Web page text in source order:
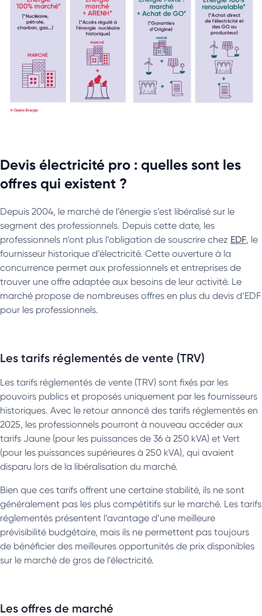
Devis électricité pro : quelles sont les
offres qui existent ?
Depuis 2004, le marché de l’énergie s’est libéralisé sur le
segment des professionnels. Depuis cette date, les
professionnels n’ont plus l’obligation de souscrire chez EDF, le
fournisseur historique d’électricité. Cette ouverture à la
concurrence permet aux professionnels et entreprises de
trouver une offre adaptée aux besoins de leur activité. Le
marché propose de nombreuses offres en plus du devis d’EDF
pour les professionnels.
Les tarifs réglementés de vente (TRV)
Les tarifs réglementés de vente (TRV) sont fixés par les
pouvoirs publics et proposés uniquement par les fournisseurs
historiques. Avec le retour annoncé des tarifs réglementés en
2025, les professionnels pourront à nouveau accéder aux
tarifs Jaune (pour les puissances de 36 à 250 kVA) et Vert
(pour les puissances supérieures à 250 kVA), qui avaient
disparu lors de la libéralisation du marché.
Bien que ces tarifs offrent une certaine stabilité, ils ne sont
généralement pas les plus compétitifs sur le marché. Les tarifs
réglementés présentent l’avantage d’une meilleure
prévisibilité budgétaire, mais ils ne permettent pas toujours
de bénéficier des meilleures opportunités de prix disponibles
sur le marché de gros de l’électricité.
Les offres de marché